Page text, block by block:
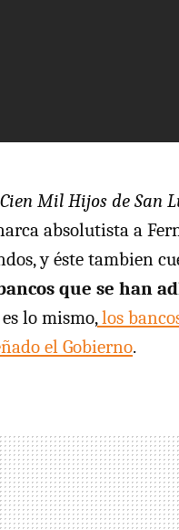
Mil Hijos de San
absolutista a
y éste tambien
que se han
lo mismo,los
el Gobierno.